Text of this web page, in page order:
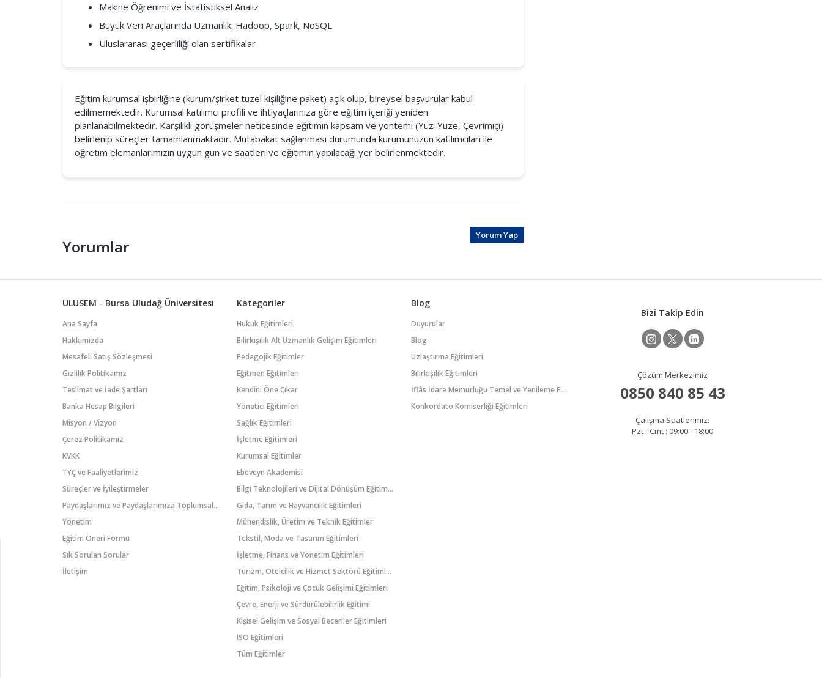
Makine Öğrenimi ve İstatistiksel Analiz
Büyük Veri Araçlarında Uzmanlık: Hadoop, Spark, NoSQL
Uluslararası geçerliliği olan sertifikalar
Eğitim kurumsal işbirliğine (kurum/şirket tüzel kişiliğine paket) açık olup, bireysel başvurular kabul
edilmemektedir. Kurumsal katılımcı profili ve ihtiyaçlarınıza göre eğitim içeriği yeniden
planlanabilmektedir. Karşılıklı görüşmeler neticesinde eğitimin kapsam ve yöntemi (Yüz-Yüze, Çevrimiçi)
belirlenip süreçler tamamlanmaktadır. Mutabakat sağlanması durumunda kurumunuzun katılımcıları ile
öğretim elemanlarımızın uygun gün ve saatleri ve eğitimin yapılacağı yer belirlenmektedir.
Yorumlar
Yorum Yap
ULUSEM - Bursa Uludağ Üniversitesi
Ana Sayfa
Hakkımızda
Mesafeli Satış Sözleşmesi
Gizlilik Politikamız
Teslimat ve İade Şartları
Banka Hesap Bilgileri
Misyon / Vizyon
Çerez Politikamız
KVKK
TYÇ ve Faaliyetlerimiz
Süreçler ve İyileştirmeler
Paydaşlarımız ve Paydaşlarımıza Toplumsal Katkı
Yönetim
Eğitim Öneri Formu
Sık Sorulan Sorular
İletişim
Kategoriler
Hukuk Eğitimleri
Bilirkişilik Alt Uzmanlık Gelişim Eğitimleri
Pedagojik Eğitimler
Eğitmen Eğitimleri
Kendini Öne Çıkar
Yönetici Eğitimleri
Sağlık Eğitimleri
İşletme Eğitimleri
Kurumsal Eğitimler
Ebeveyn Akademisi
Bilgi Teknolojileri ve Dijital Dönüşüm Eğitimleri
Gıda, Tarım ve Hayvancılık Eğitimleri
Mühendislik, Üretim ve Teknik Eğitimler
Tekstil, Moda ve Tasarım Eğitimleri
İşletme, Finans ve Yönetim Eğitimleri
Turizm, Otelcilik ve Hizmet Sektörü Eğitimleri
Eğitim, Psikoloji ve Çocuk Gelişimi Eğitimleri
Çevre, Enerji ve Sürdürülebilirlik Eğitimi
Kişisel Gelişim ve Sosyal Beceriler Eğitimleri
ISO Eğitimleri
Tüm Eğitimler
Blog
Duyurular
Blog
Uzlaştırma Eğitimleri
Bilirkişilik Eğitimleri
İflâs İdare Memurluğu Temel ve Yenileme Eğitimleri
Konkordato Komiserliği Eğitimleri
Bizi Takip Edin
Çözüm Merkezimiz
0850 840 85 43
Çalışma Saatlerimiz:
Pzt - Cmt : 09:00 - 18:00